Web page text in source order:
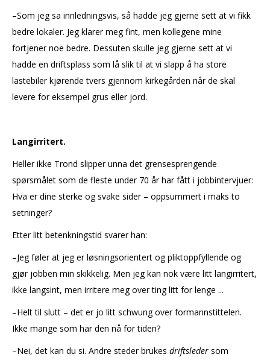
–Som jeg sa innledningsvis, så hadde jeg gjerne sett at vi fikk
bedre lokaler. Jeg klarer meg fint, men kollegene mine
fortjener noe bedre. Dessuten skulle jeg gjerne sett at vi
hadde en driftsplass som lå slik til at vi slapp å ha store
lastebiler kjørende tvers gjennom kirkegården når de skal
levere for eksempel grus eller jord.
Langirritert.
Heller ikke Trond slipper unna det grensesprengende
spørsmålet som de fleste under 70 år har fått i jobbintervjuer:
Hva er dine sterke og svake sider – oppsummert i maks to
setninger?
Etter litt betenkningstid svarer han:
–Jeg føler at jeg er løsningsorientert og pliktoppfyllende og
gjør jobben min skikkelig. Men jeg kan nok være litt langirritert,
ikke langsint, men irritere meg over ting litt for lenge ...
–Helt til slutt – det er jo litt schwung over formannstittelen.
Ikke mange som har den nå for tiden?
–Nei, det kan du si. Andre steder brukes driftsleder som